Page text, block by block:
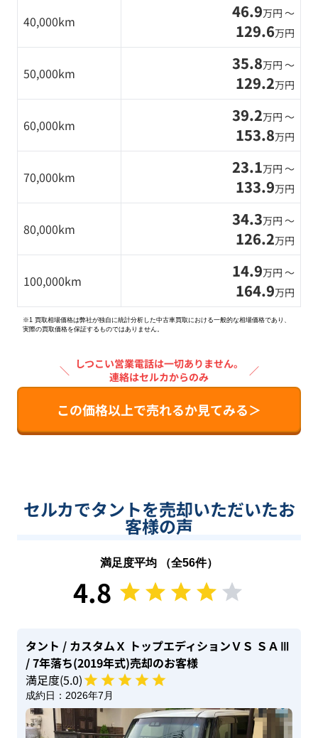
40,000km 46.9万円 〜
129.6万円
50,000km 35.8万円 〜
129.2万円
60,000km 39.2万円 〜
153.8万円
70,000km 23.1万円 〜
133.9万円
80,000km 34.3万円 〜
126.2万円
100,000km 14.9万円 〜
164.9万円
※1 買取相場価格は弊社が独自に統計分析した中古車買取における一般的な相場価格であり、
実際の買取価格を保証するものではありません。
＼ しつこい営業電話は一切ありません。
連絡はセルカからのみ
／
この価格以上で売れるか見てみる＞
セルカでタントを売却いただいたお
客様の声
満足度平均 （全56件）
4.8
タント / カスタムＸ トップエディションＶＳ ＳＡⅢ
/ 7年落ち(2019年式)売却のお客様
満足度(5.0)
成約日： 2026年7月